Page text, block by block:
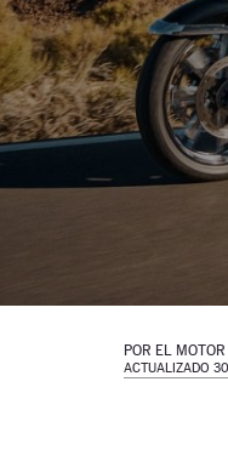
POR EL MOTOR
ACTUALIZADO